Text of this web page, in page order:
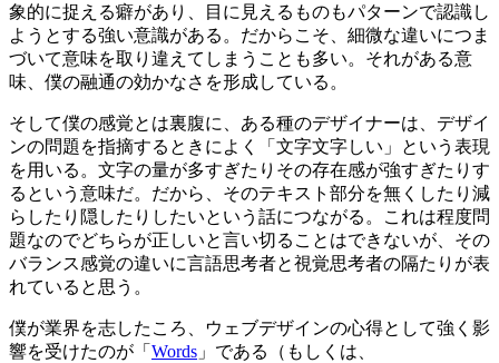
象的に捉える癖があり、目に見えるものもパターンで認識し
ようとする強い意識がある。だからこそ、細微な違いにつま
づいて意味を取り違えてしまうことも多い。それがある意
味、僕の融通の効かなさを形成している。
そして僕の感覚とは裏腹に、ある種のデザイナーは、デザイ
ンの問題を指摘するときによく「文字文字しい」という表現
を用いる。文字の量が多すぎたりその存在感が強すぎたりす
るという意味だ。だから、そのテキスト部分を無くしたり減
らしたり隠したりしたいという話につながる。これは程度問
題なのでどちらが正しいと言い切ることはできないが、その
バランス感覚の違いに言語思考者と視覚思考者の隔たりが表
れていると思う。
僕が業界を志したころ、ウェブデザインの心得として強く影
響を受けたのが「 Words 」である（もしくは、